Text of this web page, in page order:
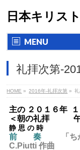
日本キリス
MENU
礼拝次第-
HOME » 2016年-礼拝次第 »
主の ２０１６年
＜朝の礼拝
静 思 の 時
前 奏
「ちか
C.Piutti 作曲